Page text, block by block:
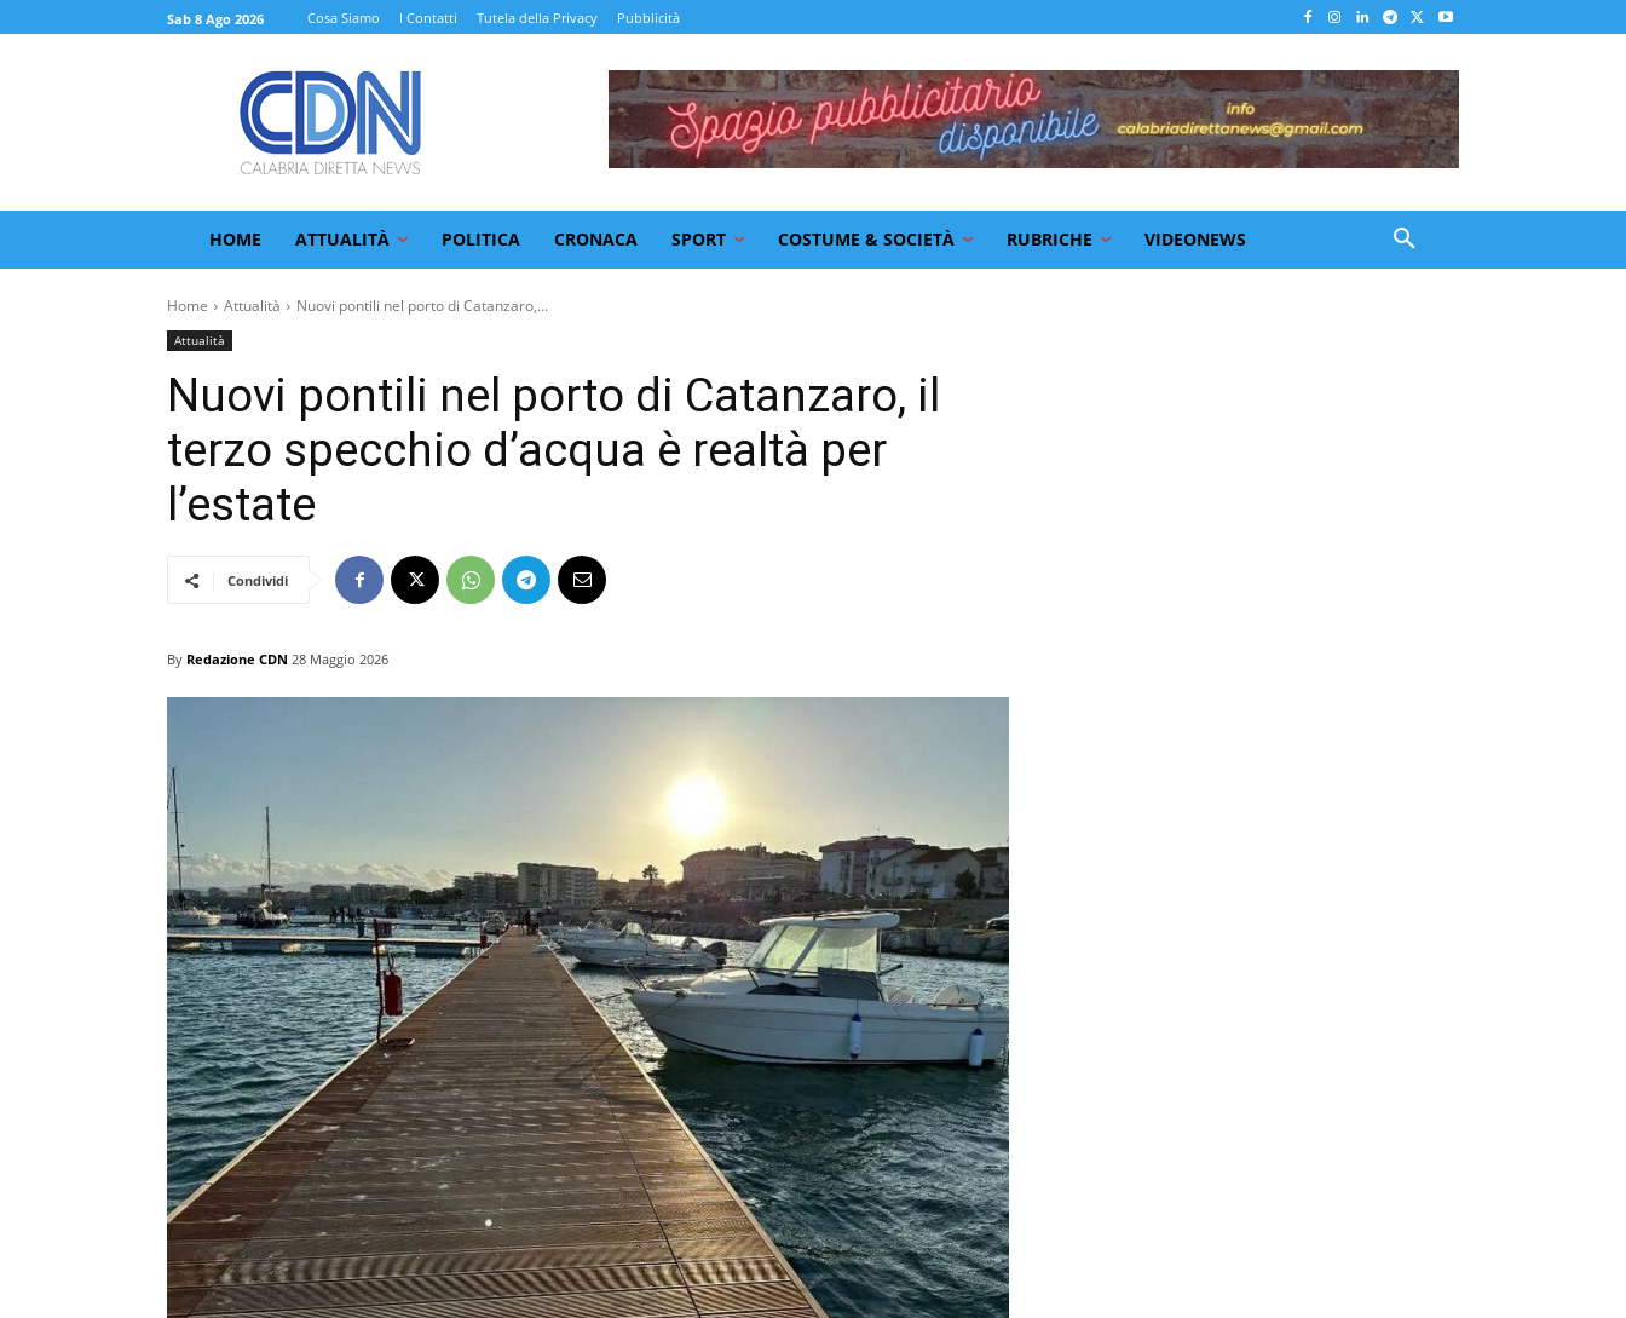
Sab 8 Ago 2026 Cosa Siamo I Contatti Tutela della Privacy Pubblicità
HOME ATTUALITÀ POLITICA CRONACA SPORT COSTUME & SOCIETÀ RUBRICHE VIDEONEWS
Home Attualità Nuovi pontili nel porto di Catanzaro,...
Attualità
Nuovi pontili nel porto di Catanzaro, il
terzo specchio d’acqua è realtà per
l’estate
Condividi
By Redazione CDN 28 Maggio 2026